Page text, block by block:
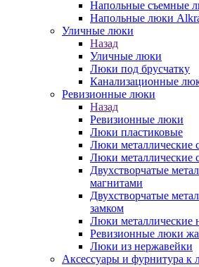
Напольные съемные
Напольные люки
Уличные люки
Назад
Уличные люки
Люки под брусчатку
Канализационные
Ревизионные люки
Назад
Ревизионные люки
Люки пластиковые
Люки металлические
Люки металлические
Двухстворчатые
магнитами
Двухстворчатые
замком
Люки металлические
Ревизионные люки
Люки из нержавейки
Аксессуары и фурнитура к